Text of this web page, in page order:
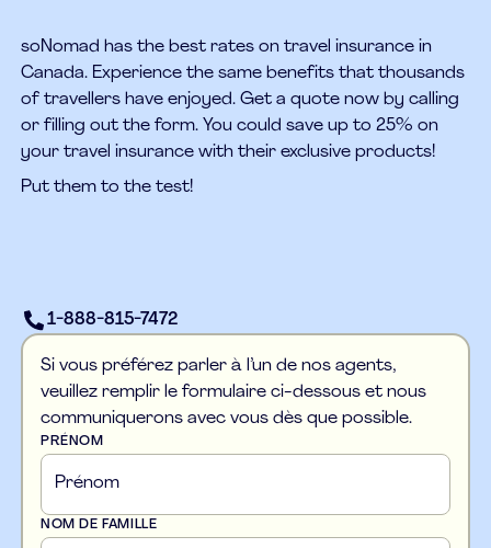
soNomad has the best rates on travel insurance in
Canada. Experience the same benefits that thousands
of travellers have enjoyed. Get a quote now by calling
or filling out the form. You could save up to 25% on
your travel insurance with their exclusive products!
Put them to the test!
1-888-815-7472
Si vous préférez parler à l’un de nos agents,
veuillez remplir le formulaire ci-dessous et nous
communiquerons avec vous dès que possible.
PRÉNOM
NOM DE FAMILLE